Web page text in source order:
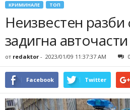
КРИМИНАЛЕ ТОП
Неизвестен
задигна авточасти
от redaktor - 2023/01/09 11:37:37 AM 0
Facebook Twitter